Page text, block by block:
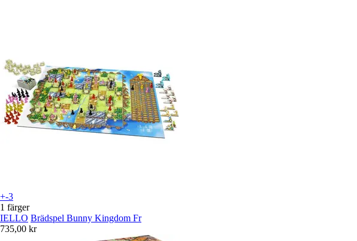
+-3
1 färger
IELLO Brädspel Bunny Kingdom Fr
735,00 kr